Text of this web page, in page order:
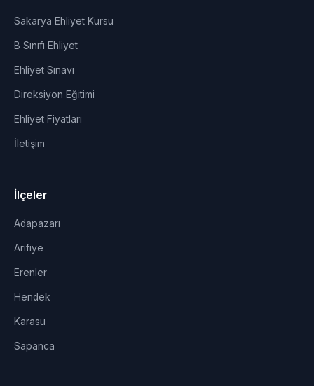
Sakarya Ehliyet Kursu
B Sınıfı Ehliyet
Ehliyet Sınavı
Direksiyon Eğitimi
Ehliyet Fiyatları
İletişim
İlçeler
Adapazarı
Arifiye
Erenler
Hendek
Karasu
Sapanca